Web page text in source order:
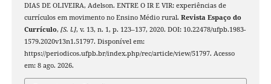
DIAS DE OLIVEIRA, Adelson. ENTRE O IR E VIR: experiências de
currículos em movimento no Ensino Médio rural. Revista Espaço do
Currículo, [S. l.], v. 13, n. 1, p. 123–137, 2020. DOI: 10.22478/ufpb.1983-
1579.2020v13n1.51797. Disponível em:
https://periodicos.ufpb.br/index.php/rec/article/view/51797. Acesso
em: 8 ago. 2026.